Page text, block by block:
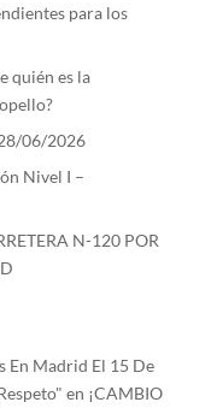
para los
quién es la
06/2026
Nivel I –
N-120 POR
En Madrid El 15 De
en ¡CAMBIO